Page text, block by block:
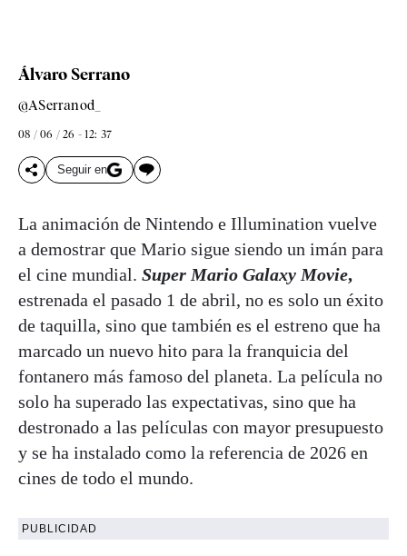
Álvaro Serrano
@ASerranod_
08 / 06 / 26 - 12: 37
Seguir en
La animación de Nintendo e Illumination vuelve
a demostrar que Mario sigue siendo un imán para
el cine mundial. Super Mario Galaxy Movie,
estrenada el pasado 1 de abril, no es solo un éxito
de taquilla, sino que también es el estreno que ha
marcado un nuevo hito para la franquicia del
fontanero más famoso del planeta. La película no
solo ha superado las expectativas, sino que ha
destronado a las películas con mayor presupuesto
y se ha instalado como la referencia de 2026 en
cines de todo el mundo.
PUBLICIDAD